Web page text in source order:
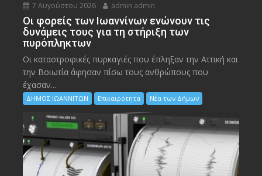
7 Αυγούστου 2026 admin admin
Οι φορείς των Ιωαννίνων ενώνουν τις
δυνάμεις τους για τη στήριξη των
πυρόπληκτων
Οι καταστροφικές πυρκαγιές που έπληξαν την Αττική και
την Bοιωτία άφησαν πίσω τους ανθρώπους που
έχασαν...
ΔΗΜΟΣ ΙΩΑΝΝΙΤΩΝ Επικαιρότητα Νέα των Δήμων